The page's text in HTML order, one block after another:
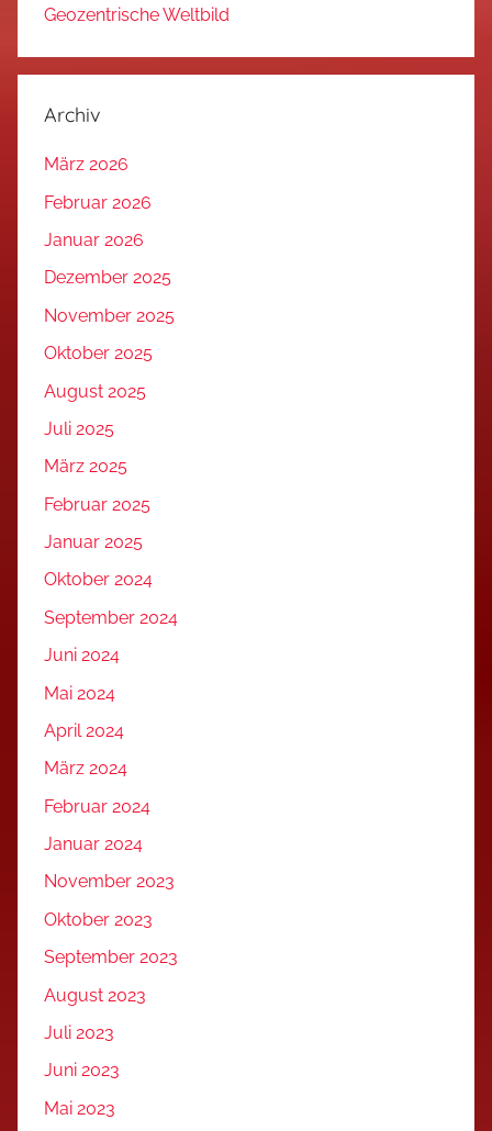
Geozentrische Weltbild
Archiv
März 2026
Februar 2026
Januar 2026
Dezember 2025
November 2025
Oktober 2025
August 2025
Juli 2025
März 2025
Februar 2025
Januar 2025
Oktober 2024
September 2024
Juni 2024
Mai 2024
April 2024
März 2024
Februar 2024
Januar 2024
November 2023
Oktober 2023
September 2023
August 2023
Juli 2023
Juni 2023
Mai 2023